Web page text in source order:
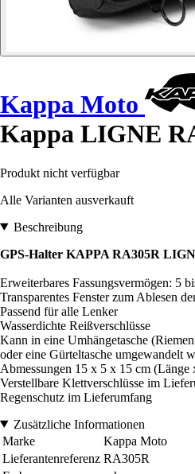
Kappa Moto
Kappa LIGNE
Produkt nicht verfügbar
Alle Varianten ausverkauft
Beschreibung
GPS-Halter KAPPA RA305R
Erweiterbares Fassungsvermögen: 5
Transparentes Fenster zum Ablesen
Passend für alle Lenker
Wasserdichte Reißverschlüsse
Kann in eine Umhängetasche
oder eine Gürteltasche umgewandelt
Abmessungen 15 x 5 x 15 cm
Verstellbare Klettverschlüsse im
Regenschutz im Lieferumfang
Zusätzliche Informationen
Marke
Kappa Moto
Lieferantenreferenz RA305R